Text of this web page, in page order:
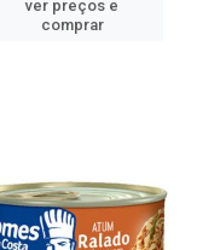
ver preços e
comprar